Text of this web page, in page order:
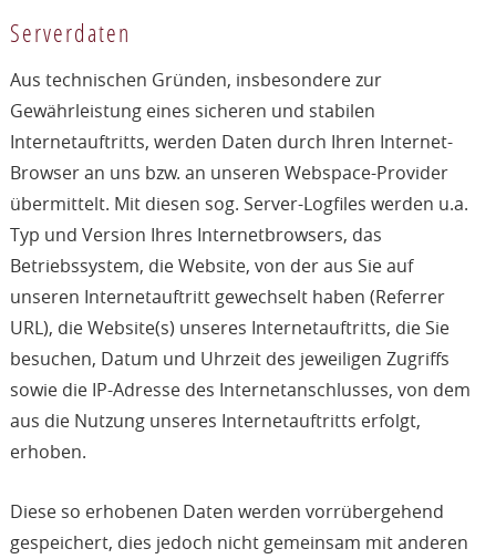
Serverdaten
Aus technischen Gründen, insbesondere zur
Gewährleistung eines sicheren und stabilen
Internetauftritts, werden Daten durch Ihren Internet-
Browser an uns bzw. an unseren Webspace-Provider
übermittelt. Mit diesen sog. Server-Logfiles werden u.a.
Typ und Version Ihres Internetbrowsers, das
Betriebssystem, die Website, von der aus Sie auf
unseren Internetauftritt gewechselt haben (Referrer
URL), die Website(s) unseres Internetauftritts, die Sie
besuchen, Datum und Uhrzeit des jeweiligen Zugriffs
sowie die IP-Adresse des Internetanschlusses, von dem
aus die Nutzung unseres Internetauftritts erfolgt,
erhoben.
Diese so erhobenen Daten werden vorrübergehend
gespeichert, dies jedoch nicht gemeinsam mit anderen